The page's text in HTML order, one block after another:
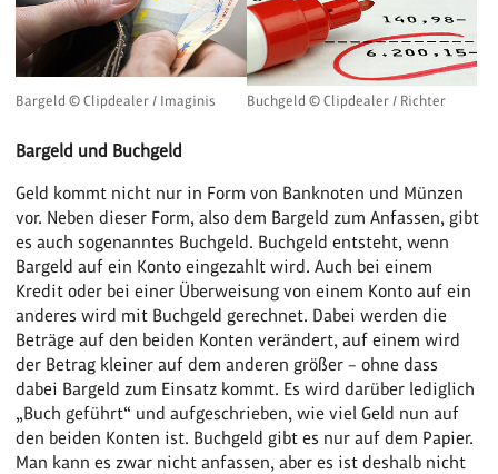
Bargeld © Clipdealer / Imaginis Buchgeld © Clipdealer / Richter
Bargeld und Buchgeld
Geld kommt nicht nur in Form von Banknoten und Münzen
vor. Neben dieser Form, also dem Bargeld zum Anfassen, gibt
es auch sogenanntes Buchgeld. Buchgeld entsteht, wenn
Bargeld auf ein Konto eingezahlt wird. Auch bei einem
Kredit oder bei einer Überweisung von einem Konto auf ein
anderes wird mit Buchgeld gerechnet. Dabei werden die
Beträge auf den beiden Konten verändert, auf einem wird
der Betrag kleiner auf dem anderen größer – ohne dass
dabei Bargeld zum Einsatz kommt. Es wird darüber lediglich
„Buch geführt“ und aufgeschrieben, wie viel Geld nun auf
den beiden Konten ist. Buchgeld gibt es nur auf dem Papier.
Man kann es zwar nicht anfassen, aber es ist deshalb nicht